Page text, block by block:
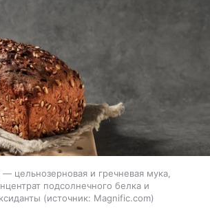
— цельнозерновая и гречневая мука,
подсолнечного белка и
источник: Magnific.com